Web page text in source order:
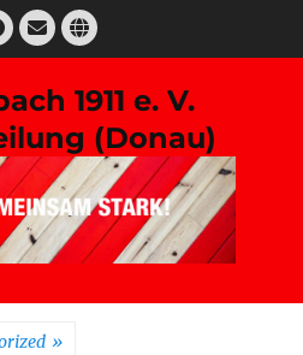
Facebook
E-
Mail
Website
1911 e. V.
(Donau)
»